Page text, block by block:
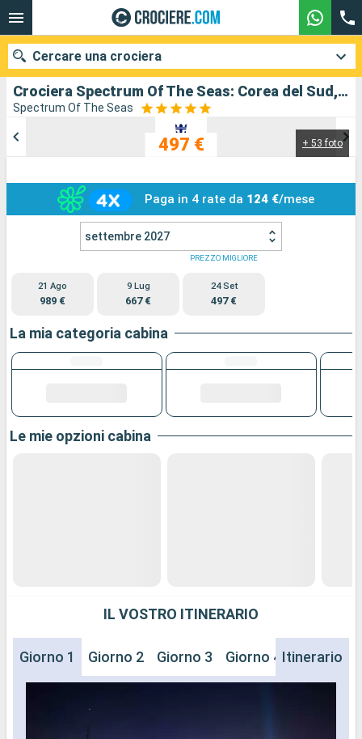
Crociera Spectrum Of The Seas: Corea del Sud, Cina in partenza da Shanghai
Spectrum Of The Seas
+ 53 foto
497 €
Paga in 4 rate da 124 €/mese
settembre 2027
21 Ago
989 €
9 Lug
667 €
PREZZO MIGLIORE
24 Set
497 €
La mia categoria cabina
Le mie opzioni cabina
IL VOSTRO ITINERARIO
Giorno 1 Giorno 2 Giorno 3 Giorno 4 Itinerario
Cercare una crociera
Mesi di partenza
Porti Compagnie
Ricerca